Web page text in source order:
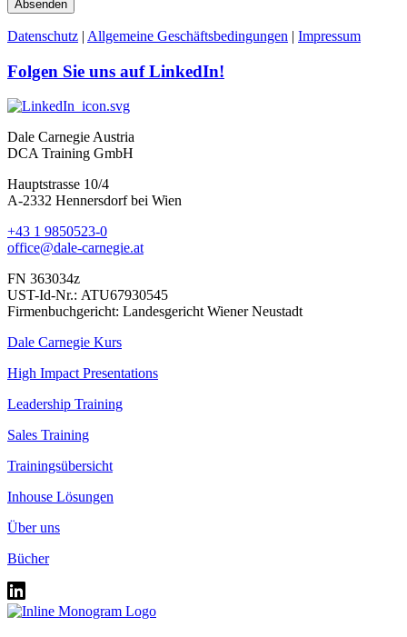
Absenden
Datenschutz | Allgemeine Geschäftsbedingungen | Impressum
Folgen Sie uns auf LinkedIn!
Dale Carnegie Austria
DCA Training GmbH
Hauptstrasse 10/4
A-2332 Hennersdorf bei Wien
+43 1 9850523-0
office@dale-carnegie.at
FN 363034z
UST-Id-Nr.: ATU67930545
Firmenbuchgericht: Landesgericht Wiener Neustadt
Dale Carnegie Kurs
High Impact Presentations
Leadership Training
Sales Training
Trainingsübersicht
Inhouse Lösungen
Über uns
Bücher